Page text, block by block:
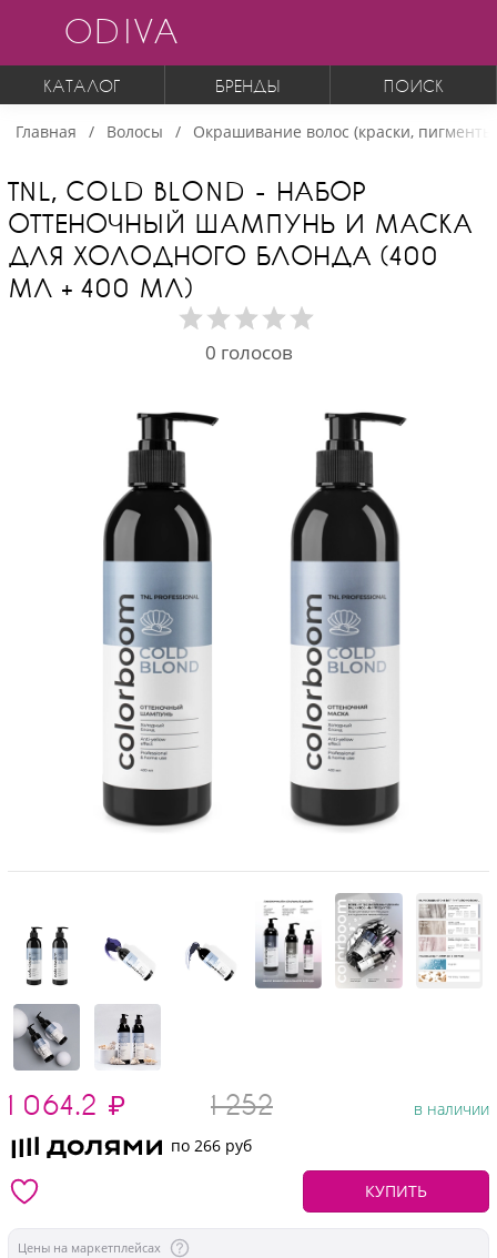
ODIVA
КАТАЛОГ БРЕНДЫ ПОИСК
Главная Волосы Окрашивание волос (краски,
TNL, COLD BLOND - НАБОР
ОТТЕНОЧНЫЙ ШАМПУНЬ И МАСКА
ДЛЯ ХОЛОДНОГО БЛОНДА (400
МЛ + 400 МЛ)
0 голосов
1 064.2 ₽ 1 252
в наличии
по 266 руб
КУПИТЬ
Цены на маркетплейсах